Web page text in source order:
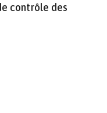
contrôle des